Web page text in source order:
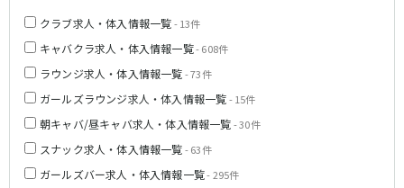
クラブ求人・体入情報一覧- 13件
キャバクラ求人・体入情報一覧- 608件
ラウンジ求人・体入情報一覧- 73件
ガールズラウンジ求人・体入情報一覧- 15件
朝キャバ/昼キャバ求人・体入情報一覧- 30件
スナック求人・体入情報一覧- 63件
ガールズバー求人・体入情報一覧- 295件
鶴見駅
王子駅
西日暮里駅
さいたま新都心駅
都営浅草線
新橋駅
五反田駅
浅草駅
浅草橋駅